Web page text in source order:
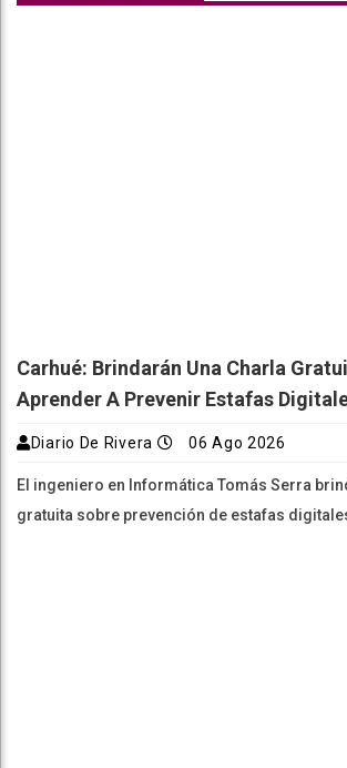
Carhué: Brindarán Una Charla
Aprender A Prevenir Estafas
Diario De Rivera 06 Ago 2026
El ingeniero en Informática Tomás Serra
gratuita sobre prevención de estafas